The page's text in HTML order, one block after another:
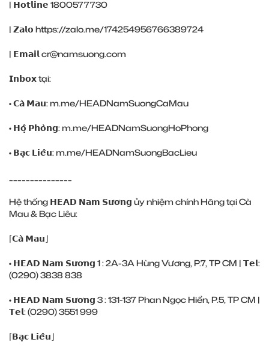
| 𝗛𝗼𝘁𝗹𝗶𝗻𝗲 1800577730
| 𝗭𝗮𝗹𝗼 https://zalo.me/174254956766389724
| 𝗘𝗺𝗮𝗶𝗹 cr@namsuong.com
𝗜𝗻𝗯𝗼𝘅 tại:
• 𝗖𝗮̀ 𝗠𝗮𝘂:m.me/HEADNamSuongCaMau
• 𝗛𝗼̣̂ 𝗣𝗵𝗼̀𝗻𝗴:m.me/HEADNamSuongHoPhong
• 𝗕𝗮̣𝗰 𝗟𝗶𝗲̂𝘂:m.me/HEADNamSuongBacLieu
Hệ thống 𝗛𝗘𝗔𝗗 𝗡𝗮𝗺 𝗦𝘂̛𝗼̛𝗻𝗴 ủy nhiệm chính Hãng tại Cà
Mau & Bạc Liêu:
⌈𝗖𝗮̀ 𝗠𝗮𝘂⌋
• 𝗛𝗘𝗔𝗗 𝗡𝗮𝗺 𝗦𝘂̛𝗼̛𝗻𝗴 1 : 2A-3A Hùng Vương, P.7, TP CM | 𝗧𝗲𝗹:
(0290) ‎3838 838
• 𝗛𝗘𝗔𝗗 𝗡𝗮𝗺 𝗦𝘂̛𝗼̛𝗻𝗴 3 : 131-137 Phan Ngọc Hiển, P.5, TP CM |
𝗧𝗲𝗹: (0290) ‎3551 999
⌈𝗕𝗮̣𝗰 𝗟𝗶𝗲̂𝘂⌋